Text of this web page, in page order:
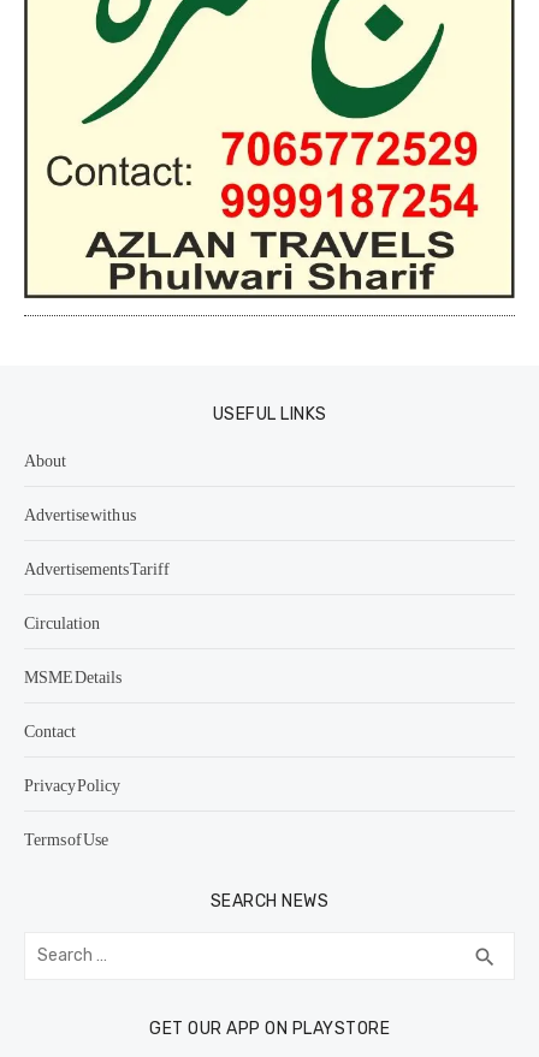
USEFUL LINKS
About
Advertise with us
Advertisements Tariff
Circulation
MSME Details
Contact
Privacy Policy
Terms of Use
SEARCH NEWS
Search
for: search
GET OUR APP ON PLAYSTORE